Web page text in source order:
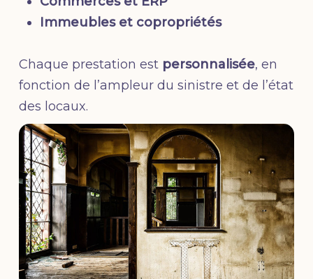
Immeubles et copropriétés
Chaque prestation est personnalisée, en
fonction de l’ampleur du sinistre et de l’état
des locaux.